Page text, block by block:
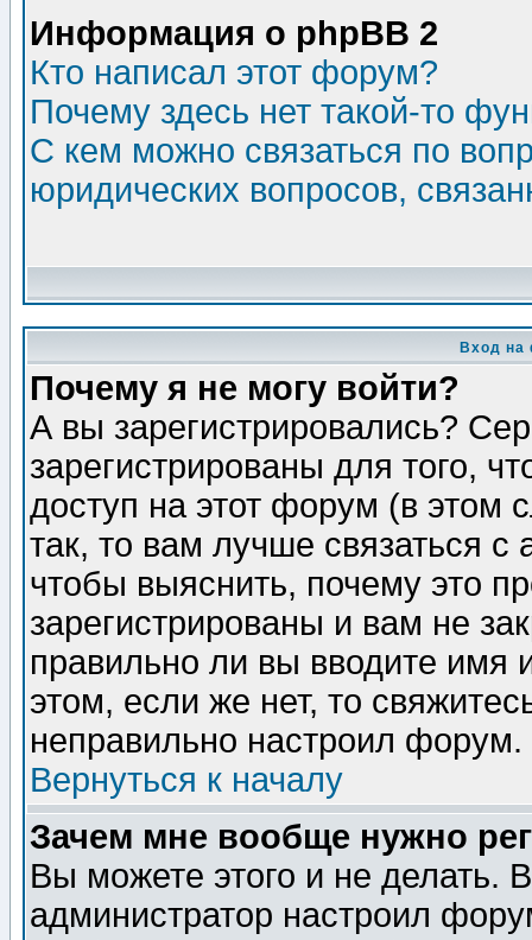
Информация о phpBB 2
Кто написал этот форум?
Почему здесь нет такой-то
С кем можно связаться по
юридических вопросов,
Вход на
Почему я не могу войти?
А вы зарегистрировались?
зарегистрированы для того,
доступ на этот форум (в этом
так, то вам лучше связаться
чтобы выяснить, почему это
зарегистрированы и вам не
правильно ли вы вводите
этом, если же нет, то
неправильно настроил форум.
Вернуться к началу
Зачем мне вообще нужно
Вы можете этого и не делать.
администратор настроил